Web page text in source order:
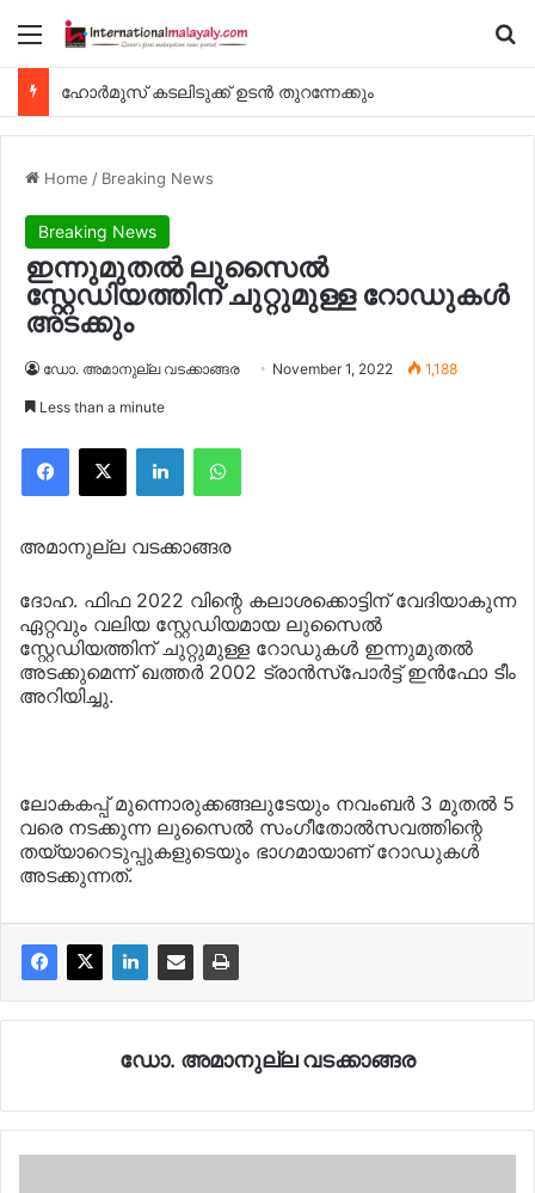
Menu
ഹോര്‍മുസ് കടലിടുക്ക് ഉടന്‍ തുറന്നേക്കും
Home / Breaking News
Breaking News
ഇന്നുമുതല്‍ ലുസൈല്‍
സ്റ്റേഡിയത്തിന് ചുറ്റുമുള്ള റോഡുകള്‍
അടക്കും
ഡോ. അമാനുല്ല വടക്കാങ്ങര November 1, 2022 1,188
Less than a minute
Facebook
X LinkedInWhatsApp
അമാനുല്ല വടക്കാങ്ങര
ദോഹ. ഫിഫ 2022 വിന്റെ കലാശക്കൊട്ടിന് വേദിയാകുന്ന
ഏറ്റവും വലിയ സ്റ്റേഡിയമായ ലുസൈല്‍
സ്റ്റേഡിയത്തിന് ചുറ്റുമുള്ള റോഡുകള്‍ ഇന്നുമുതല്‍
അടക്കുമെന്ന് ഖത്തര്‍ 2002 ട്രാന്‍സ്പോര്‍ട്ട് ഇന്‍ഫോ ടീം
അറിയിച്ചു.
ലോകകപ്പ് മുന്നൊരുക്കങ്ങലുടേയും നവംബര്‍ 3 മുതല്‍ 5
വരെ നടക്കുന്ന ലുസൈല്‍ സംഗീതോല്‍സവത്തിന്റെ
തയ്യാറെടുപ്പുകളുടെയും ഭാഗമായാണ് റോഡുകള്‍
അടക്കുന്നത്.
ഡോ. അമാനുല്ല വടക്കാങ്ങര